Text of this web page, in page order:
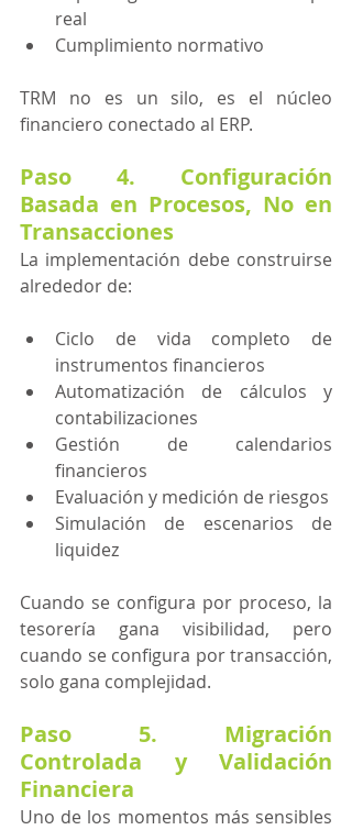
real
Cumplimiento normativo
TRM no es un silo, es el núcleo
financiero conectado al ERP.
Paso 4. Configuración
Basada en Procesos, No en
Transacciones
La implementación debe construirse
alrededor de:
Ciclo de vida completo de
instrumentos financieros
Automatización de cálculos y
contabilizaciones
Gestión de calendarios
financieros
Evaluación y medición de riesgos
Simulación de escenarios de
liquidez
Cuando se configura por proceso, la
tesorería gana visibilidad, pero
cuando se configura por transacción,
solo gana complejidad.
Paso 5. Migración
Controlada y Validación
Financiera
Uno de los momentos más sensibles